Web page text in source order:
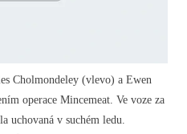
Cholmondeley (vlevo) a Ewen
operace Mincemeat. Ve voze za
uchovaná v suchém ledu.